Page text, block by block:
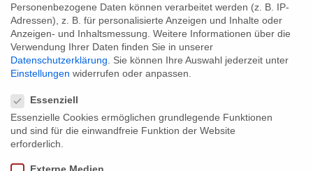
“The Wagner Files” hits Canadian
cinemas
Following the great success of “The Wagner Files” (Director:
Ralf Pleger) at the World Film Festival in Montreal, the film now
Personenbezogene Daten können verarbeitet werden (z. B. IP-
Adressen), z. B. für personalisierte Anzeigen und Inhalte oder
Anzeigen- und Inhaltsmessung. Weitere Informationen über die
Verwendung Ihrer Daten finden Sie in unserer
Datenschutzerklärung
Sie können Ihre Auswahl jederzeit unter
Einstellungen widerrufen oder anpassen.
Essenziell
Essenzielle Cookies ermöglichen grundlegende Funktionen
und sind für die einwandfreie Funktion der Website
erforderlich.